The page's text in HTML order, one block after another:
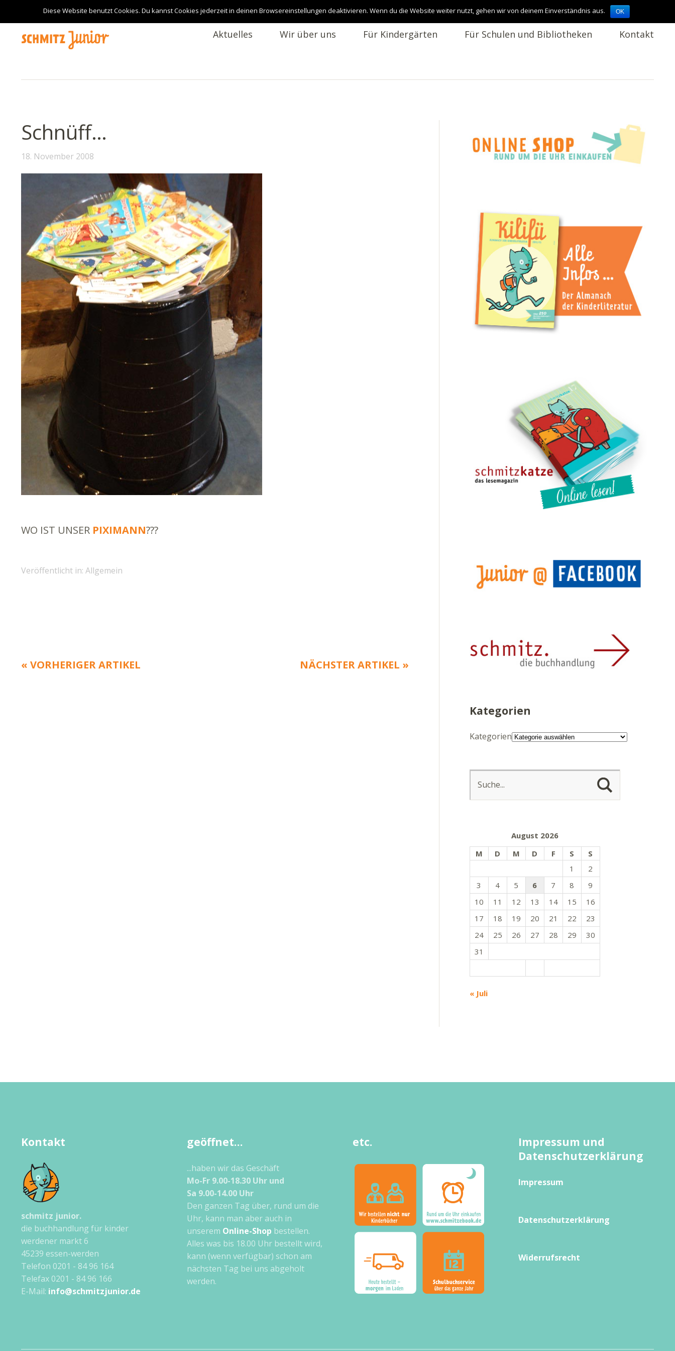
Aktuelles Wir über uns Für Kindergärten Für Schulen und Bibliotheken Kontakt
Schnüff…
18. November 2008
WO IST UNSER PIXIMANN???
Veröffentlicht in: Allgemein
NÄCHSTER ARTIKEL »
« VORHERIGER ARTIKEL
Kategorien
Kategorien
August 2026
M
D M D F S S
« Juli
1
2
3
4 5 6 7 8
9
10
11 12 13 14 15
16
17
18 19 20 21 22
23
24
25 26 27 28 29
30
31
Kontakt
schmitz junior.
die buchhandlung für kinder
werdener markt 6
45239 essen-werden
Telefon 0201 - 84 96 164
Telefax 0201 - 84 96 166
E-Mail: info@schmitzjunior.de
geöffnet…
...haben wir das Geschäft
Mo-Fr 9.00-18.30 Uhr und
Sa 9.00-14.00 Uhr
Den ganzen Tag über, rund um die
Uhr, kann man aber auch in
unserem Online-Shop bestellen.
Alles was bis 18.00 Uhr bestellt wird,
kann (wenn verfügbar) schon am
nächsten Tag bei uns abgeholt
werden.
etc.
Impressum und
Datenschutzerklärung
Impressum
Datenschutzerklärung
Widerrufsrecht
Diese Website benutzt Cookies. Du kannst Cookies jederzeit in deinen Browsereinstellungen deaktivieren. Wenn du die Website weiter nutzt, gehen wir von deinem Einverständnis aus. OK